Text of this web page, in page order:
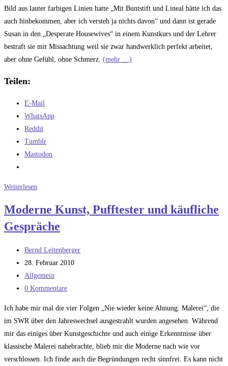
Bild aus lauter farbigen Linien hatte „Mit Buntstift und Lineal hätte ich das
auch hinbekommen, aber ich versteh ja nichts davon“ und dann ist gerade
Susan in den „Desperate Housewives“ in einem Kunstkurs und der Lehrer
bestraft sie mit Missachtung weil sie zwar handwerklich perfekt arbeitet,
aber ohne Gefühl, ohne Schmerz. (mehr …)
Teilen:
E-Mail
WhatsApp
Reddit
Tumblr
Mastodon
Weiterlesen
Moderne Kunst, Pufftester und käufliche
Gespräche
Beitrags-
Autor:
Bernd Leitenberger
Beitrag
veröffentlicht:
28. Februar 2010
Beitrags-
Kategorie:
Allgemein
Beitrags-
0 Kommentare
Ich habe mir mal die vier Folgen „Nie wieder keine Ahnung: Malerei“, die
im SWR über den Jahreswechsel ausgestrahlt wurden angesehen. Während
mir das einiges über Kunstgeschichte und auch einige Erkenntnisse über
klassische Malerei nahebrachte, blieb mir die Moderne nach wie vor
verschlossen. Ich finde auch die Begründungen recht sinnfrei. Es kann nicht